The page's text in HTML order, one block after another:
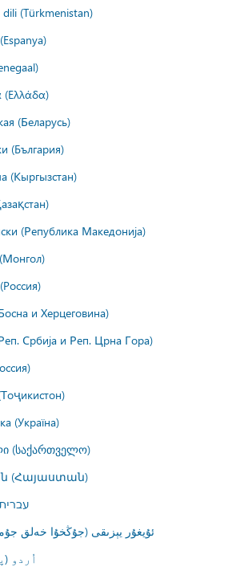
(Türkmenistan)
(Ελλάδα)
(Беларусь)
(България)
(Кыргызстан)
(Република Македонија)
и Херцеговина)
Србија и Реп. Црна Гора)
(Україна)
(საქართველო)
(Հայաստան)
ئۇيغۇر يېزىقى (جۇڭخۇا خەلق
اُردو